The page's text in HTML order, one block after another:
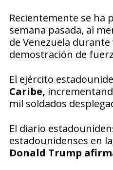
Recientemente se ha
semana pasada, al
de Venezuela
demostración de
El ejército
Caribe,
mil soldados
El diario
estadounidenses en
Donald Trump